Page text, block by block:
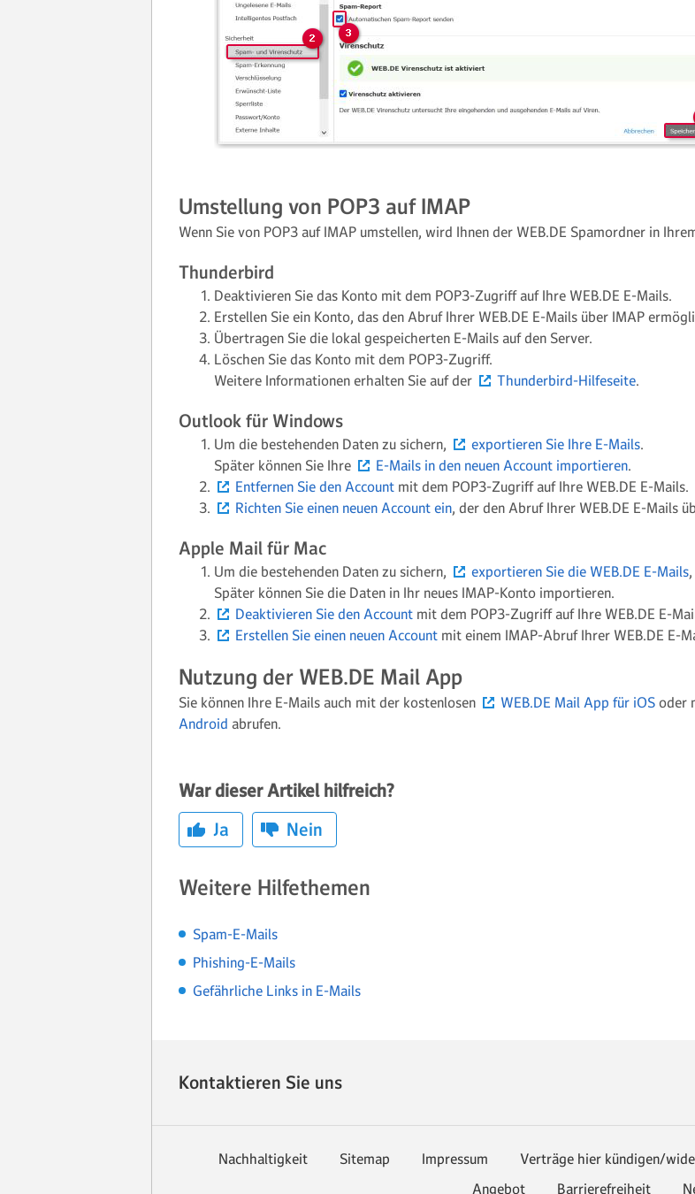
Umstellung von POP3 auf IMAP
Wenn Sie von POP3 auf IMAP umstellen, wird Ihnen der WEB.DE Spamordner in
Thunderbird
Deaktivieren Sie das Konto mit dem POP3-Zugriff auf Ihre WEB.DE E-Mails.
Erstellen Sie ein Konto, das den Abruf Ihrer WEB.DE E-Mails über IMAP
Übertragen Sie die lokal gespeicherten E-Mails auf den Server.
Löschen Sie das Konto mit dem POP3-Zugriff.
Weitere Informationen erhalten Sie auf der
Thunderbird-Hilfeseite.
Outlook für Windows
Um die bestehenden Daten zu sichern, exportieren Sie Ihre E-Mails.
Später können Sie Ihre
E-Mails in den neuen Account importieren.
Entfernen Sie den Account mit dem POP3-Zugriff auf Ihre WEB.DE E-Mails.
Richten Sie einen neuen Account ein, der den Abruf Ihrer WEB.DE E-Mails
Apple Mail für Mac
Um die bestehenden Daten zu sichern, exportieren Sie die WEB.DE E-Mails
Später können Sie die Daten in Ihr neues IMAP-Konto importieren.
Deaktivieren Sie den Account mit dem POP3-Zugriff auf Ihre WEB.DE E-
Erstellen Sie einen neuen Account mit einem IMAP-Abruf Ihrer WEB.DE E-
Nutzung der WEB.DE Mail App
Sie können Ihre E-Mails auch mit der kostenlosen WEB.DE Mail App für iOS oder
Android abrufen.
War dieser Artikel hilfreich?
Ja
Nein
Weitere Hilfethemen
Spam-E-Mails
Phishing-E-Mails
Gefährliche Links in E-Mails
Kontaktieren Sie uns
Nachhaltigkeit Sitemap Impressum Verträge hier kündigen/
Angebot
Barrierefreiheit